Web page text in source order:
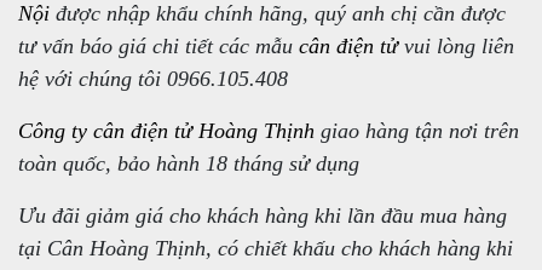
Nội được nhập khẩu chính hãng, quý anh chị cần được
tư vấn báo giá chi tiết các mẫu cân điện tửvui lòng liên
hệ với chúng tôi 0966.105.408
Công ty cân điện tử Hoàng Thịnh giao hàng tận nơi trên
toàn quốc, bảo hành 18 tháng sử dụng
Ưu đãi giảm giá cho khách hàng khi lần đầu mua hàng
tại Cân Hoàng Thịnh, có chiết khấu cho khách hàng khi